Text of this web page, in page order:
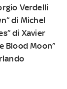
Verdelli
di Michel
di Xavier
Blood Moon”